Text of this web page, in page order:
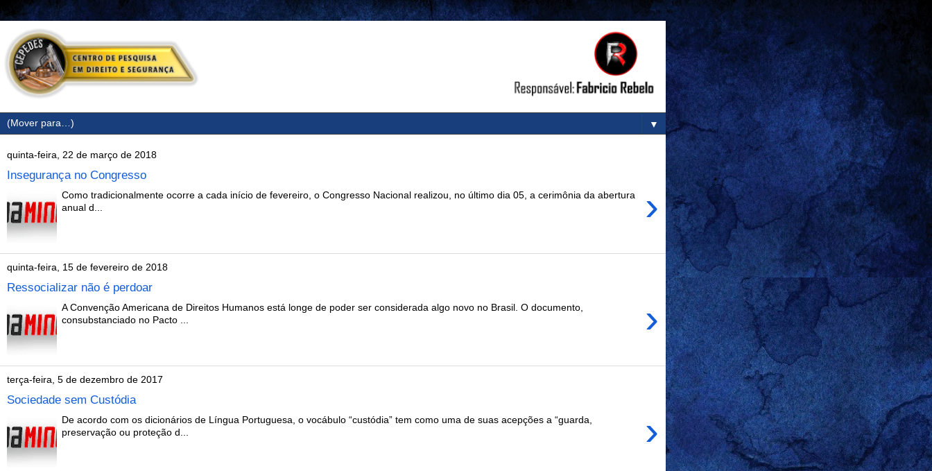
▼
quinta-feira, 22 de março de 2018
Insegurança no Congresso
›
Como tradicionalmente ocorre a cada início de fevereiro, o Congresso Nacional realizou, no último dia 05, a cerimônia da abertura
anual d...
quinta-feira, 15 de fevereiro de 2018
Ressocializar não é perdoar
›
A Convenção Americana de Direitos Humanos está longe de poder ser considerada algo novo no Brasil. O documento,
consubstanciado no Pacto ...
terça-feira, 5 de dezembro de 2017
Sociedade sem Custódia
›
De acordo com os dicionários de Língua Portuguesa, o vocábulo “custódia” tem como uma de suas acepções a “guarda,
preservação ou proteção d...